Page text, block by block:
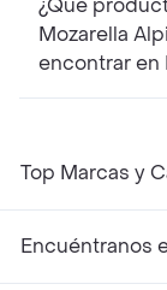
¿Qué
Mozarella
encontrar en
Top Marcas y
Encuéntranos